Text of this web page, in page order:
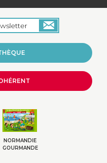
NORMANDIE
GOURMANDE